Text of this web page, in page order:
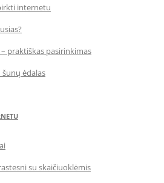
internetu
praktiškas pasirinkimas
ėdalas
su skaičiuoklėmis